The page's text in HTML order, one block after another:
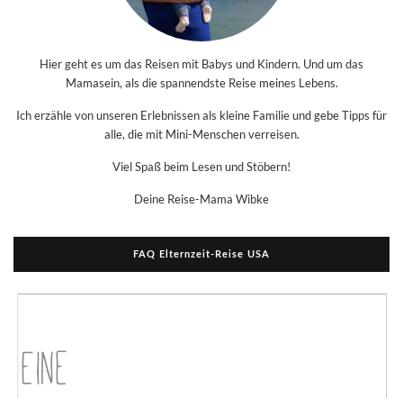
Hier geht es um das Reisen mit Babys und Kindern. Und um das
Mamasein, als die spannendste Reise meines Lebens.
Ich erzähle von unseren Erlebnissen als kleine Familie und gebe Tipps für
alle, die mit Mini-Menschen verreisen.
Viel Spaß beim Lesen und Stöbern!
Deine Reise-Mama Wibke
FAQ Elternzeit-Reise USA